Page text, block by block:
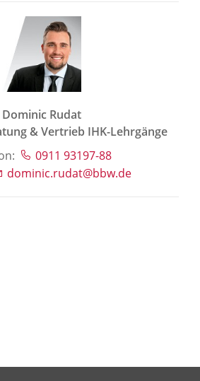
Dominic Rudat
& Vertrieb IHK-Lehrgänge
0911 93197-88
dominic.rudat@bbw.de